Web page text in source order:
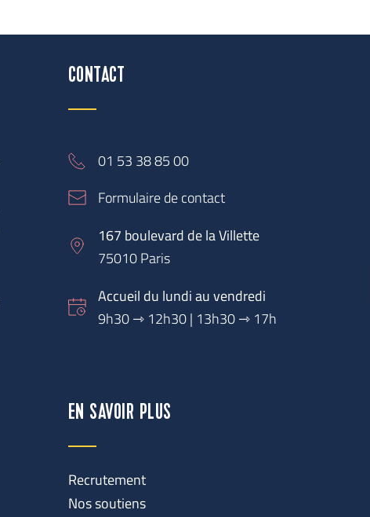
CONTACT
01 53 38 85 00
Formulaire de contact
167 boulevard de la Villette
75010 Paris
Accueil du lundi au vendredi
9h30 ⇾ 12h30 | 13h30 ⇾ 17h
EN SAVOIR PLUS
Recrutement
Nos soutiens